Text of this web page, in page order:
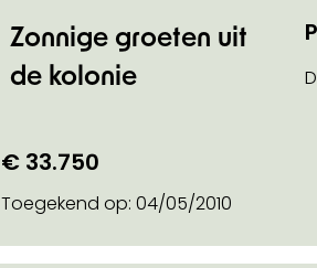
Zonnige groeten uit
de kolonie
€ 33.750
Toegekend op: 04/05/2010